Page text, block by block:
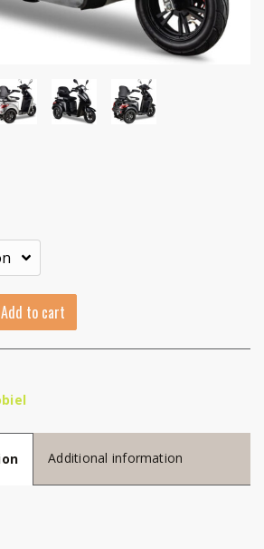
Add to cart
Additional information